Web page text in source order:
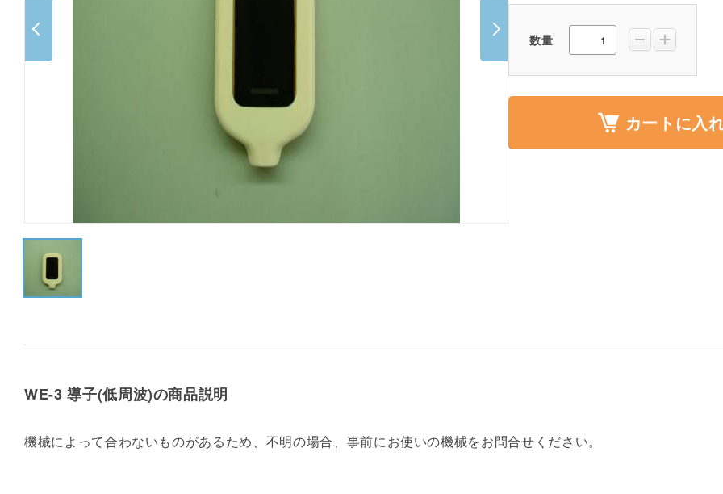
アウトレット
数量
カートに入
WE-3 導子(低周波)の商品説明
機械によって合わないものがあるため、不明の場合、事前にお使いの機械をお問合せください。